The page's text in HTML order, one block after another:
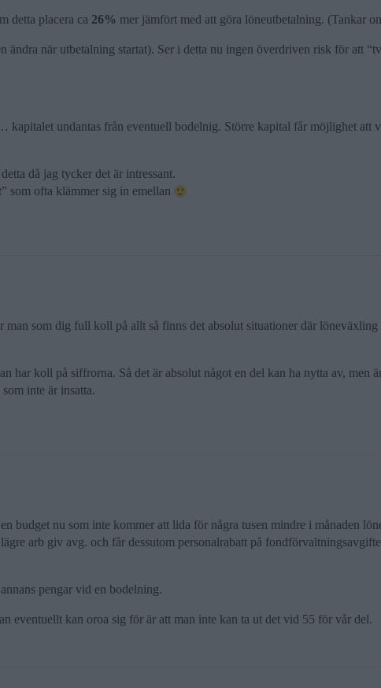
detta placera ca 26% mer jämfört med att göra löneutbetalning. (Tankar
när utbetalning startat). Ser i detta nu ingen överdriven risk för att
undantas från eventuell bodelnig. Större kapital får möjlighet att
då jag tycker det är intressant.
som ofta klämmer sig in emellan
som dig full koll på allt så finns det absolut situationer där löneväxling
har koll på siffrorna. Så det är absolut något en del kan ha nytta av, men
inte är insatta.
budget nu som inte kommer att lida för några tusen mindre i månaden
arb giv avg. och får dessutom personalrabatt på
pengar vid en bodelning.
eventuellt kan oroa sig för är att man inte kan ta ut det vid 55 för vår del.